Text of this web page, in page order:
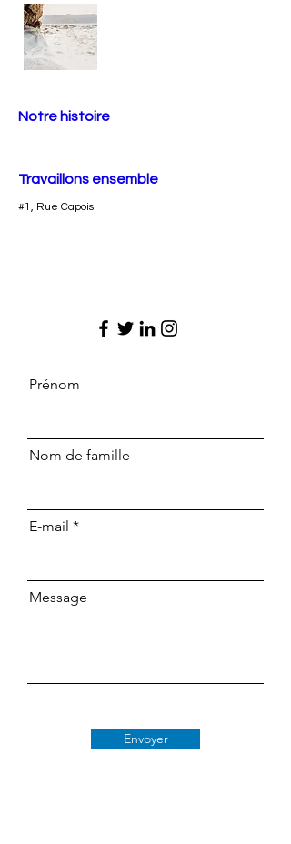
Notre histoire
Travaillons ensemble
#1, Rue Capois
Prénom
Nom de famille
E-mail
Message
Envoyer